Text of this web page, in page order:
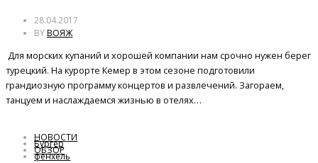
28.04.2017
BYВОЯЖ
Для морских купаний и хорошей компании нам срочно нужен берег
турецкий. На курорте Кемер в этом сезоне подготовили
грандиозную программу концертов и развлечений. Загораем,
танцуем и наслаждаемся жизнью в отелях…
НОВОСТИ
ОБЗОР
Бургер
фенхель